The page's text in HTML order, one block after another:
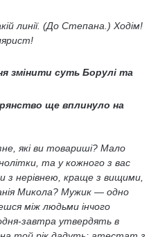
линії. (До Степана.) Ходім!
змінити суть Борулі та
ще вплинуло на
які ви товариші? Мало
та у кожного з вас
з нерівнею, краще з вищими,
Микола? Мужик — одно
між людьми інчого
завтра утвердять в